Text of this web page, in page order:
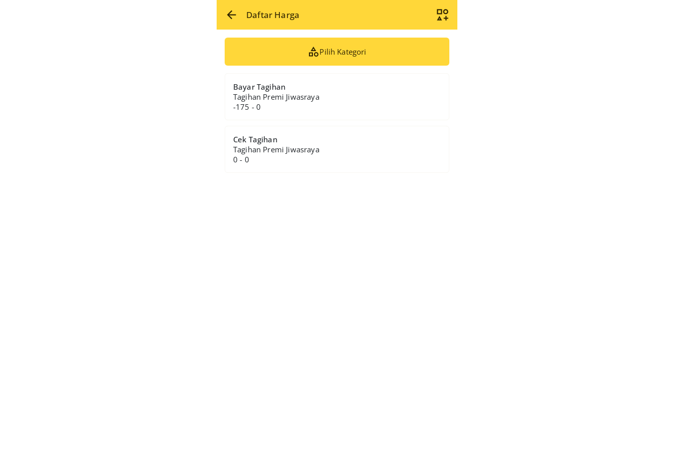
Daftar Harga
Pilih Kategori
Bayar Tagihan
Tagihan Premi Jiwasraya
-175 - 0
Cek Tagihan
Tagihan Premi Jiwasraya
0 - 0